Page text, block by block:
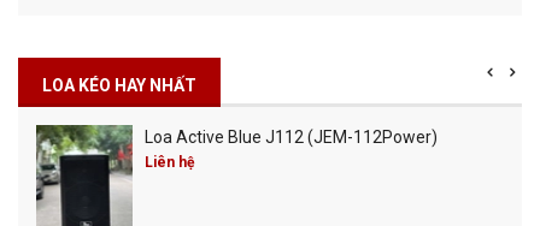
LOA KÉO HAY NHẤT
Loa Active Blue J112 (JEM-112Power)
Liên hệ